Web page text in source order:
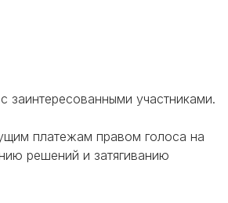
заинтересованными участниками.
платежам правом голоса на
решений и затягиванию